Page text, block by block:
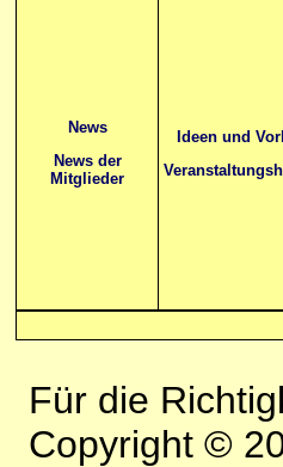
News
News der
Mitglieder
Ideen und
Für die
Copyright ©